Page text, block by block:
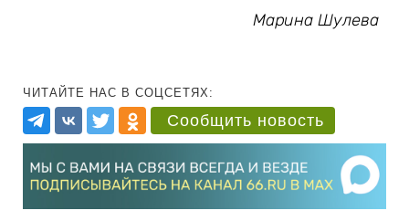
Марина Шулева
ЧИТАЙТЕ НАС В СОЦСЕТЯХ:
Сообщить новость